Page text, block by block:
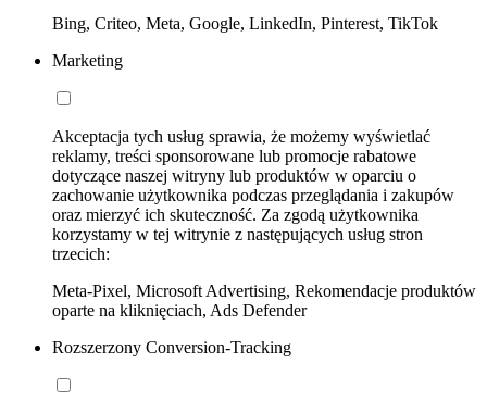
Bing, Criteo, Meta, Google, LinkedIn, Pinterest, TikTok
Marketing
Akceptacja tych usług sprawia, że możemy wyświetlać
reklamy, treści sponsorowane lub promocje rabatowe
dotyczące naszej witryny lub produktów w oparciu o
zachowanie użytkownika podczas przeglądania i zakupów
oraz mierzyć ich skuteczność. Za zgodą użytkownika
korzystamy w tej witrynie z następujących usług stron
trzecich:
Meta-Pixel, Microsoft Advertising, Rekomendacje produktów
oparte na kliknięciach, Ads Defender
Rozszerzony Conversion-Tracking